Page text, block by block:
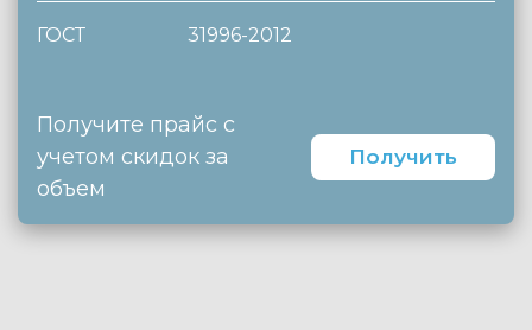
ГОСТ 31996-2012
Получите прайс с
учетом скидок за
объем
Получить